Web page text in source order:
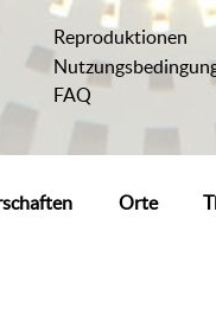
Reproduktionen
FAQ
Orte